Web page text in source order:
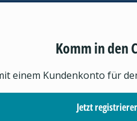
Komm in den
einem Kundenkonto für
Jetzt